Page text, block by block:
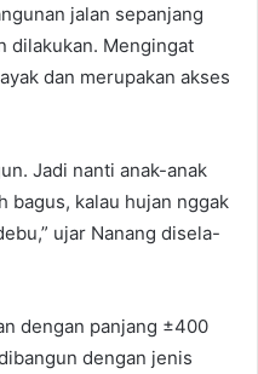
jalan sepanjang
dilakukan. Mengingat
dan merupakan akses
Jadi nanti anak-anak
bagus, kalau hujan nggak
ujar Nanang disela-
dengan panjang ±400
dengan jenis